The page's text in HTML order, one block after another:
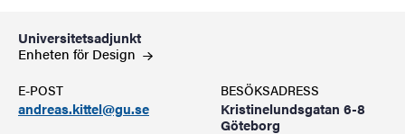
Universitetsadjunkt
Enheten förDesign
E-POST
andreas.kittel@gu.se
BESÖKSADRESS
Kristinelundsgatan 6-8
Göteborg